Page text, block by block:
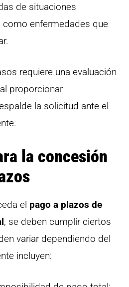
de situaciones
como enfermedades que
requiere una evaluación
proporcionar
la solicitud ante el
la concesión
el pago a plazos de
, se deben cumplir ciertos
variar dependiendo del
incluyen: